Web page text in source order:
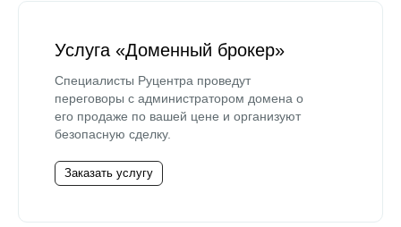
Услуга «Доменный брокер»
Специалисты Руцентра проведут
переговоры с администратором домена о
его продаже по вашей цене и организуют
безопасную сделку.
Заказать услугу